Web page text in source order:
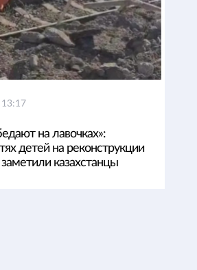
13:17
на лавочках»:
детей на реконструкции
казахстанцы